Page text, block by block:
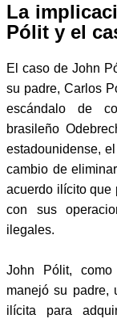
La
Pólit y el
El caso de John
su padre, Carlos
escándalo de
brasileño
estadounidense,
cambio de
acuerdo ilícito que
con sus
ilegales.
John Pólit,
manejó su padre,
ilícita para